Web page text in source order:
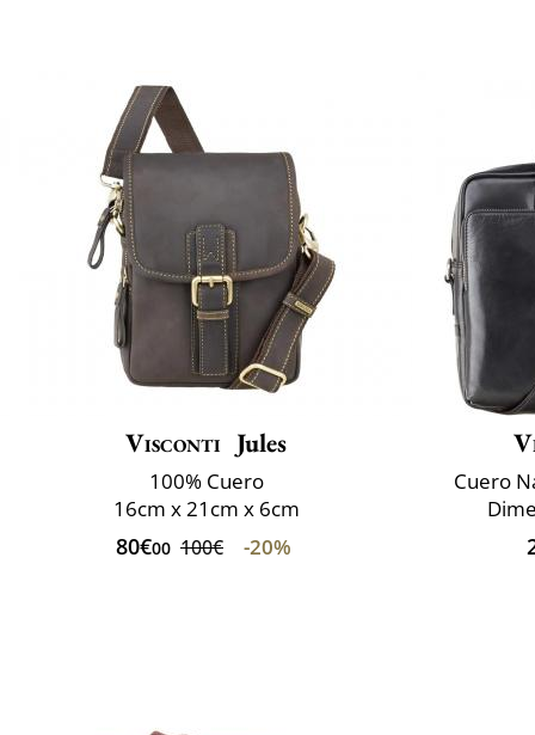
Visconti Jules
100% Cuero
16cm x 21cm x 6cm
80€00 100€ -20%
Cuero